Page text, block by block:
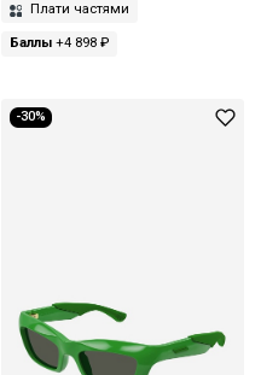
Плати частями
Баллы+4 898 ₽
-30%